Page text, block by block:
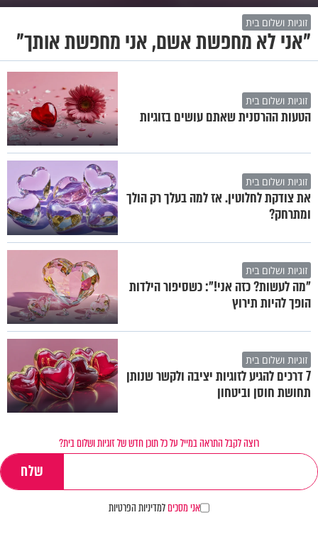
זוגיות ושלום בית
"אני לא מחפשת אשם, אני מחפשת אותך"
זוגיות ושלום בית
הטעות ההרסנית שאתם עושים בזוגיות
זוגיות ושלום בית
את צודקת לחלוטין. אז למה בעלך רק הולך
ומתרחק?
זוגיות ושלום בית
"מה לעשות? כזה אני!": כשסיפור הילדות
הופך להיות תירוץ
זוגיות ושלום בית
7 דרכים להגיע לזוגיות יציבה ולקשר שנותן
תחושת חוסן וביטחון
רוצה לקבל התראה במייל על כל תוכן חדש של זוגיות ושלום בית?
אני מסכיםלמדיניות הפרטיות